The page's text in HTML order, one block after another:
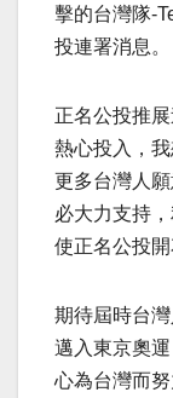
擊的台灣隊-
投連署消息。
正名公投推
熱心投入，
更多台灣人
必大力支持
使正名公投開
期待屆時台
邁入東京奧
心為台灣而努